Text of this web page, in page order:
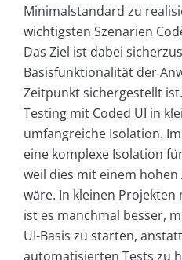
Minimalstandard zu
wichtigsten Szenarien
Das Ziel ist dabei
Basisfunktionalität der
Zeitpunkt sichergestellt ist.
Testing mit Coded UI in
umfangreiche Isolation.
eine komplexe Isolation
weil dies mit einem
wäre. In kleinen
ist es manchmal besser,
UI-Basis zu starten,
automatisierten Tests zu